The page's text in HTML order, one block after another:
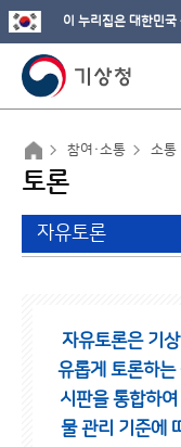
이 누리집은 대한민
참여·소통 소통
토론
자유토론
자유토론은 기
유롭게 토론하는
시판을 통합하
물 관리 기준에